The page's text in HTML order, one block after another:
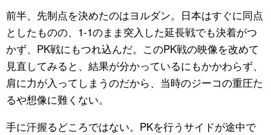
前半、先制点を決めたのはヨルダン。日本はすぐに同点
としたものの、1-1のまま突入した延長戦でも決着がつ
かず、PK戦にもつれ込んだ。このPK戦の映像を改めて
見直してみると、結果が分かっているにもかかわらず、
肩に力が入ってしまうのだから、当時のジーコの重圧た
るや想像に難くない。
手に汗握るどころではない。PKを行うサイドが途中で